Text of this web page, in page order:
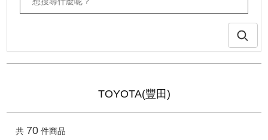
TOYOTA(豐田)
共 70 件商品